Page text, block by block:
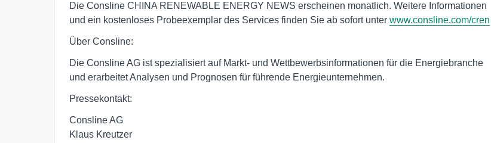
Die Consline CHINA RENEWABLE ENERGY NEWS erscheinen monatlich. Weitere Informationen
und ein kostenloses Probeexemplar des Services finden Sie ab sofort unter www.consline.com/cren
Über Consline:
Die Consline AG ist spezialisiert auf Markt- und Wettbewerbsinformationen für die Energiebranche
und erarbeitet Analysen und Prognosen für führende Energieunternehmen.
Pressekontakt:
Consline AG
Klaus Kreutzer